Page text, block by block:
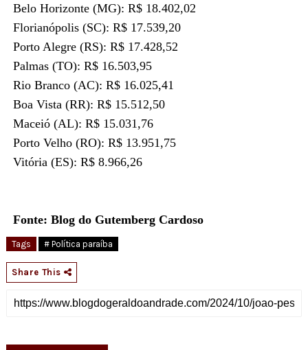
Belo Horizonte (MG): R$ 18.402,02
Florianópolis (SC): R$ 17.539,20
Porto Alegre (RS): R$ 17.428,52
Palmas (TO): R$ 16.503,95
Rio Branco (AC): R$ 16.025,41
Boa Vista (RR): R$ 15.512,50
Maceió (AL): R$ 15.031,76
Porto Velho (RO): R$ 13.951,75
Vitória (ES): R$ 8.966,26
Fonte: Blog do Gutemberg Cardoso
Tags # Política paraíba
Share This